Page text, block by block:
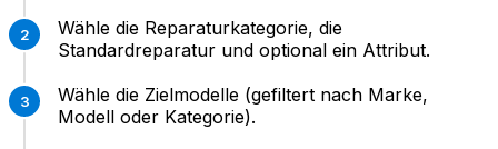
Wähle die Reparaturkategorie, die
Standardreparatur und optional ein Attribut.
Wähle die Zielmodelle (gefiltert nach Marke,
Modell oder Kategorie).